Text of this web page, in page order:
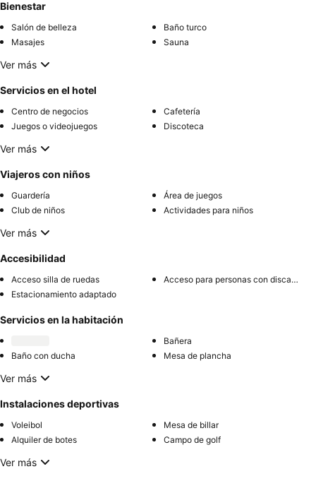
Bienestar
Salón de belleza
Baño turco
Masajes
Sauna
Ver más
Servicios en el hotel
Centro de negocios
Cafetería
Juegos o videojuegos
Discoteca
Ver más
Viajeros con niños
Guardería
Área de juegos
Club de niños
Actividades para niños
Ver más
Accesibilidad
Acceso silla de ruedas
Acceso para personas con discapacidad
Estacionamiento adaptado
Servicios en la habitación
Bañera
Baño con ducha
Mesa de plancha
Ver más
Instalaciones deportivas
Voleibol
Mesa de billar
Alquiler de botes
Campo de golf
Ver más